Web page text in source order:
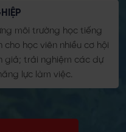
môi trường học tiếng
học viên nhiều cơ hội
giả; trải nghiệm các dự
lực làm việc.